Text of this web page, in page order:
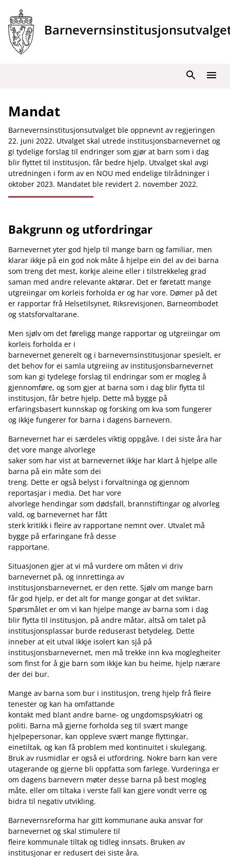
innhold
Meny
Søk
Mandat
Barnevernsinstitusjonsutvalget ble oppnevnt av regjeringen
22. juni 2022. Utvalget skal utrede institusjonsbarnevernet og
gi tydelige forslag til endringer som gjør at barn som i dag
blir flyttet til institusjon, får bedre hjelp. Utvalget skal avgi
utredningen i form av en NOU med endelige tilrådninger i
oktober 2023. Mandatet ble revidert 2. november 2022.
Bakgrunn og utfordringar
Barnevernet yter god hjelp til mange barn og familiar, men
klarar ikkje på ein god nok måte å hjelpe ein del av dei barna
som treng det mest, korkje aleine eller i tilstrekkeleg grad
saman med andre relevante aktørar. Det er føretatt mange
utgreiingar om korleis forholda er og har vore. Dømer på det
er rapportar frå Helsetilsynet, Riksrevisjonen, Barneombodet
og statsforvaltarane.
Men sjølv om det føreligg mange rapportar og utgreiingar om
korleis forholda er i
barnevernet generelt og i barnevernsinstitusjonar spesielt, er
det behov for ei samla utgreiing av institusjonsbarnevernet
som kan gi tydelege forslag til endringar som er mogleg å
gjennomføre, og som gjer at barna som i dag blir flytta til
institusjon, får betre hjelp. Dette må bygge på
erfaringsbasert kunnskap og forsking om kva som fungerer
og ikkje fungerer for barna i dagens barnevern.
Barnevernet har ei særdeles viktig oppgåve. I dei siste åra har
det vore mange alvorlege
saker som har vist at barnevernet ikkje har klart å hjelpe alle
barna på ein måte som dei
treng. Dette er også belyst i forvaltninga og gjennom
reportasjar i media. Det har vore
alvorlege hendingar som dødsfall, brannstiftingar og alvorleg
vald, og barnevernet har fått
sterk kritikk i fleire av rapportane nemnt over. Utvalet må
bygge på erfaringane frå desse
rapportane.
Situasjonen gjer at vi må vurdere om måten vi driv
barnevernet på, og innrettinga av
institusjonsbarnevernet, er den rette. Sjølv om mange barn
får god hjelp, er det alt for mange gongar at det sviktar.
Spørsmålet er om vi kan hjelpe mange av barna som i dag
blir flytta til institusjon, på andre måtar, altså om talet på
institusjonsplassar burde reduserast betydeleg. Dette
inneber at eit utval ikkje isolert kan sjå på
institusjonsbarnevernet, men må trekke inn kva moglegheiter
som finst for å gje barn som ikkje kan bu heime, hjelp nærare
der dei bur.
Mange av barna som bur i institusjon, treng hjelp frå fleire
tenester og kan ha omfattande
kontakt med blant andre barne- og ungdomspsykiatri og
politi. Barna må gjerne forholda seg til svært mange
hjelpepersonar, kan oppleve svært mange flyttingar,
einetiltak, og kan få problem med kontinuitet i skulegang.
Bruk av rusmidlar er også ei utfordring. Nokre barn kan vere
utagerande og gjerne bli oppfatta som farlege. Vurderinga er
om dagens barnevern møter desse barna på best mogleg
måte, eller om tiltaka i verste fall kan gjere vondt verre og
bidra til negativ utvikling.
Barnevernsreforma har gitt kommunane auka ansvar for
barnevernet og skal stimulere til
fleire kommunale tiltak og tidleg innsats. Bruken av
institusjonar er redusert dei siste åra,